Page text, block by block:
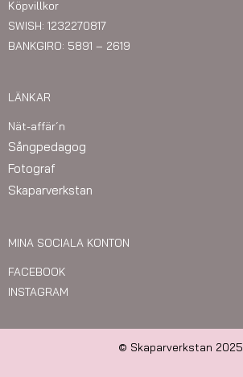
Köpvillkor
SWISH: 1232270817
BANKGIRO: 5891 – 2619
LÄNKAR
Nät-affär´n
Sångpedagog
Fotograf
Skaparverkstan
MINA SOCIALA KONTON
FACEBOOK
INSTAGRAM
© Skaparverkstan 2025